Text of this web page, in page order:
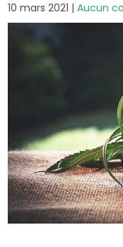
10 mars 2021 |Aucun